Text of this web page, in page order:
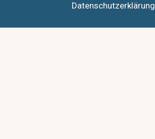
Datenschutzerklärung